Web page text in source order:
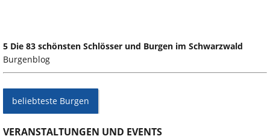
5 Die 83 schönsten Schlösser und Burgen im Schwarzwald
Burgenblog
beliebteste Burgen
VERANSTALTUNGEN UND EVENTS